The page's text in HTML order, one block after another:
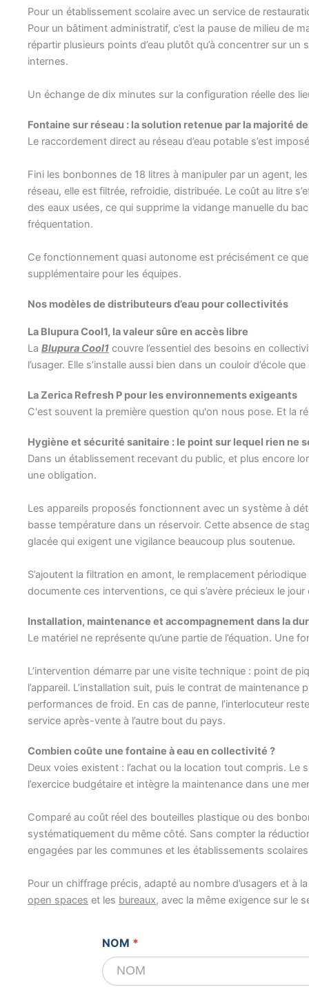
Pour un établissement scolaire avec un service de
Pour un bâtiment administratif, c’est la pause de milieu de
répartir plusieurs points d’eau plutôt qu’à concentrer sur
internes.
Un échange de dix minutes sur la configuration réelle des
Fontaine sur réseau : la solution retenue par la majorité
Le raccordement direct au réseau d’eau potable s’est
Fini les bonbonnes de 18 litres à manipuler par un agent,
réseau, elle est filtrée, refroidie, distribuée. Le coût au litre
des eaux usées, ce qui supprime la vidange manuelle du
fréquentation.
Ce fonctionnement quasi autonome est précisément ce
supplémentaire pour les équipes.
Nos modèles de distributeurs d’eau pour collectivités
La Blupura Cool1, la valeur sûre en accès libre
La Blupura Cool1 couvre l’essentiel des besoins en
l’usager. Elle s’installe aussi bien dans un couloir d’école
La Zerica Refresh P pour les environnements exigeants
C'est souvent la première question qu'on nous pose. Et la
Hygiène et sécurité sanitaire : le point sur lequel rien ne
Dans un établissement recevant du public, et plus encore
une obligation.
Les appareils proposés fonctionnent avec un système à
basse température dans un réservoir. Cette absence de
glacée qui exigent une vigilance beaucoup plus soutenue.
S’ajoutent la filtration en amont, le remplacement
documente ces interventions, ce qui s’avère précieux le
Installation, maintenance et accompagnement dans la
Le matériel ne représente qu’une partie de l’équation.
L’intervention démarre par une visite technique : point de
l’appareil. L’installation suit, puis le contrat de
performances de froid. En cas de panne, l’interlocuteur
service après-vente à l’autre bout du pays.
Combien coûte une fontaine à eau en collectivité ?
Deux voies existent : l’achat ou la location tout compris.
l’exercice budgétaire et intègre la maintenance dans une
Comparé au coût réel des bouteilles plastique ou des
systématiquement du même côté. Sans compter la
engagées par les communes et les établissements
Pour un chiffrage précis, adapté au nombre d’usagers et à
open spaces et les bureaux, avec la même exigence sur le
Devis
gratuit
NOM *